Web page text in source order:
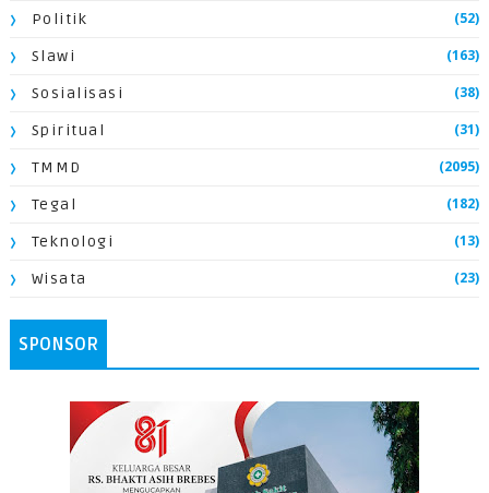
Politik (52)
Slawi (163)
Sosialisasi (38)
Spiritual (31)
TMMD (2095)
Tegal (182)
Teknologi (13)
Wisata (23)
SPONSOR